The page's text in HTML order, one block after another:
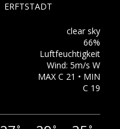
ERFTSTADT
clear sky
66%
Luftfeuchtigkeit
Wind: 5m/s W
MAX C 21 • MIN
C 19